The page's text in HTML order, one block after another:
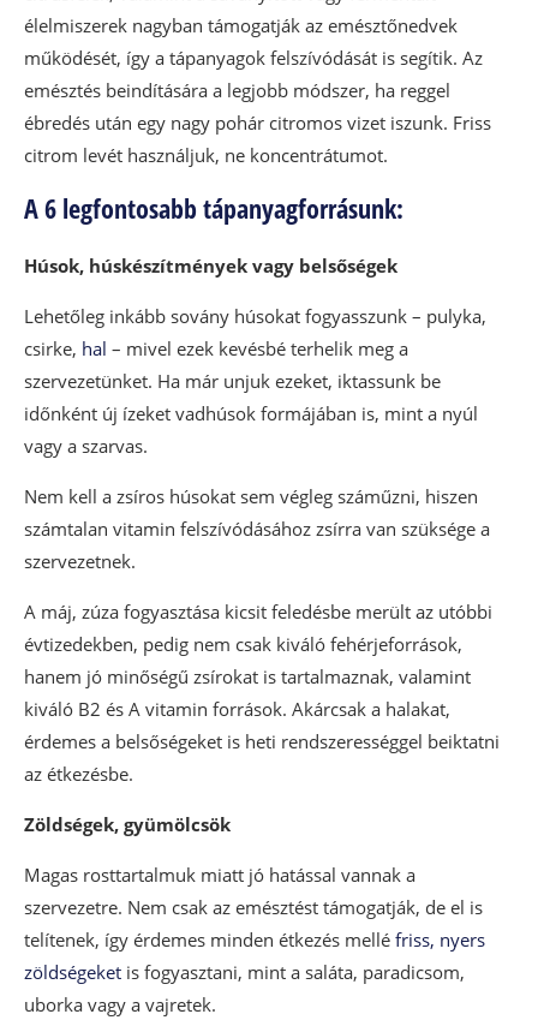
élelmiszerek nagyban támogatják az emésztőnedvek
működését, így a tápanyagok felszívódását is segítik. Az
emésztés beindítására a legjobb módszer, ha reggel
ébredés után egy nagy pohár citromos vizet iszunk. Friss
citrom levét használjuk, ne koncentrátumot.
A 6 legfontosabb tápanyagforrásunk:
Húsok, húskészítmények vagy belsőségek
Lehetőleg inkább sovány húsokat fogyasszunk – pulyka,
csirke, hal – mivel ezek kevésbé terhelik meg a
szervezetünket. Ha már unjuk ezeket, iktassunk be
időnként új ízeket vadhúsok formájában is, mint a nyúl
vagy a szarvas.
Nem kell a zsíros húsokat sem végleg száműzni, hiszen
számtalan vitamin felszívódásához zsírra van szüksége a
szervezetnek.
A máj, zúza fogyasztása kicsit feledésbe merült az utóbbi
évtizedekben, pedig nem csak kiváló fehérjeforrások,
hanem jó minőségű zsírokat is tartalmaznak, valamint
kiváló B2 és A vitamin források. Akárcsak a halakat,
érdemes a belsőségeket is heti rendszerességgel beiktatni
az étkezésbe.
Zöldségek, gyümölcsök
Magas rosttartalmuk miatt jó hatással vannak a
szervezetre. Nem csak az emésztést támogatják, de el is
telítenek, így érdemes minden étkezés mellé friss, nyers
zöldségeket is fogyasztani, mint a saláta, paradicsom,
uborka vagy a vajretek.